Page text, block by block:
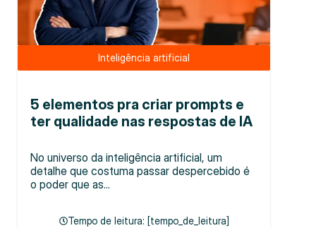
Inteligência artificial
5 elementos pra criar prompts e
ter qualidade nas respostas de IA
No universo da inteligência artificial, um
detalhe que costuma passar despercebido é
o poder que as...
Tempo de leitura: [tempo_de_leitura]